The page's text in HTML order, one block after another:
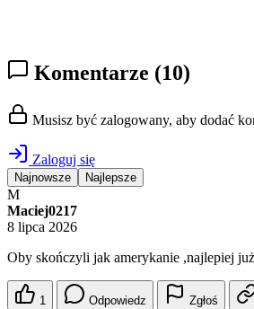
Komentarze (10)
Musisz być zalogowany, aby dodać
Zaloguj się
Najnowsze Najlepsze
M
Maciej0217
8 lipca 2026
Oby skończyli jak amerykanie ,najlepiej
1 Odpowiedz Zgłoś